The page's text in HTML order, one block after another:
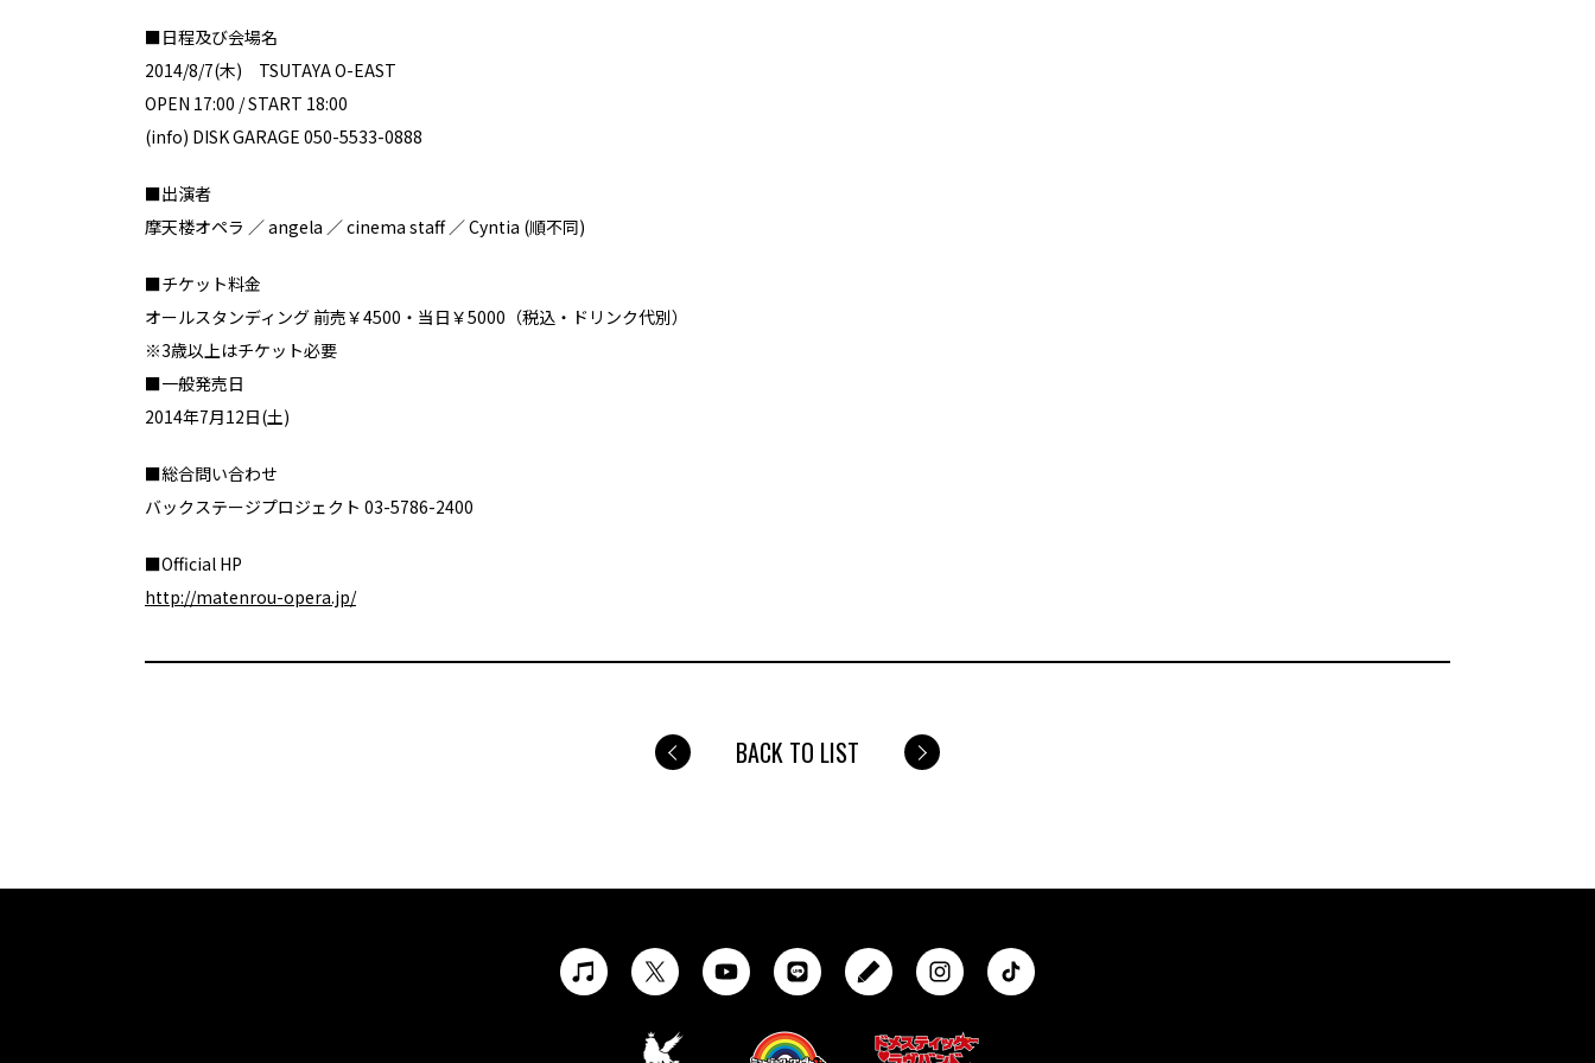
■日程及び会場名
2014/8/7(木) TSUTAYA O-EAST
OPEN 17:00 / START 18:00
(info) DISK GARAGE 050-5533-0888
■出演者
摩天楼オペラ ／ angela ／ cinema staff ／ Cyntia (順不同)
■チケット料金
オールスタンディング 前売￥4500・当日￥5000（税込・ドリンク代別）
※3歳以上はチケット必要
■一般発売日
2014年7月12日(土)
■総合問い合わせ
バックステージプロジェクト 03-5786-2400
■Official HP
http://matenrou-opera.jp/
BACK TO LIST